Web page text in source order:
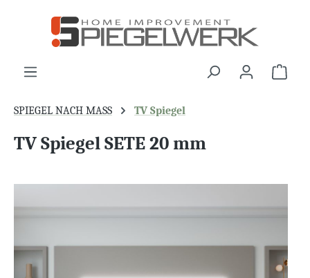
springen
SPIEGEL NACH MASS TV Spiegel
TV Spiegel SETE 20 mm